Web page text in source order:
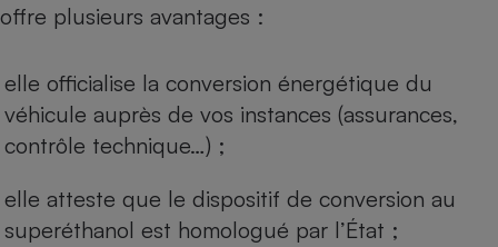
offre plusieurs avantages :
elle officialise la conversion énergétique du
véhicule auprès de vos instances (assurances,
contrôle technique…) ;
elle atteste que le dispositif de conversion au
superéthanol est homologué par l’État ;